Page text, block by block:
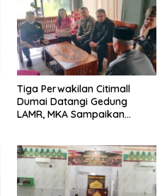
Tiga Perwakilan Citimall
Dumai Datangi Gedung
LAMR, MKA Sampaikan